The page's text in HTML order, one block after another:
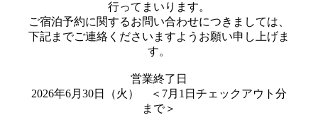
行ってまいります。
ご宿泊予約に関するお問い合わせにつきましては、
下記までご連絡くださいますようお願い申し上げま
す。
営業終了日
2026年6月30日（火） ＜7月1日チェックアウト分
まで＞